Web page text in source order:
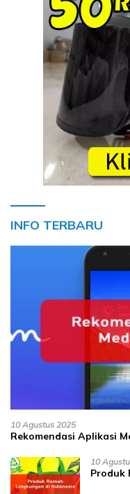
INFO TERBARU
10 Agustus 2025
Rekomendasi Aplikasi
10
Produk